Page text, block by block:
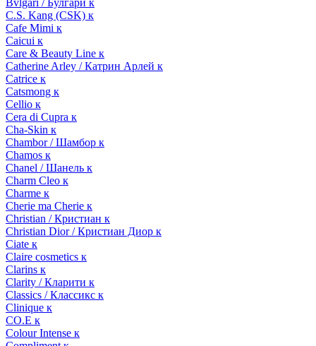
Bvlgari / Булгари к
C.S. Kang (CSK) к
Cafe Mimi к
Caicui к
Care & Beauty Line к
Catherine Arley / Катрин Арлей к
Catrice к
Catsmong к
Cellio к
Cera di Cupra к
Cha-Skin к
Chambor / Шамбор к
Chamos к
Chanel / Шанель к
Charm Cleo к
Charme к
Cherie ma Cherie к
Christian / Кристиан к
Christian Dior / Кристиан Диор к
Ciate к
Claire cosmetics к
Clarins к
Clarity / Кларити к
Classics / Классикс к
Clinique к
CO.E к
Colour Intense к